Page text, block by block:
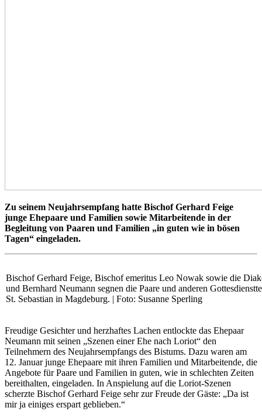
Zu seinem Neujahrsempfang hatte Bischof Gerhard Feige
junge Ehepaare und Familien sowie Mitarbeitende in der
Begleitung von Paaren und Familien „in guten wie in bösen
Tagen“ eingeladen.
Bischof Gerhard Feige, Bischof emeritus Leo Nowak sowie die
und Bernhard Neumann segnen die Paare und anderen
St. Sebastian in Magdeburg. | Foto: Susanne Sperling
Freudige Gesichter und herzhaftes Lachen entlockte das Ehepaar
Neumann mit seinen „Szenen einer Ehe nach Loriot“ den
Teilnehmern des Neujahrsempfangs des Bistums. Dazu waren am
12. Januar junge Ehepaare mit ihren Familien und Mitarbeitende, die
Angebote für Paare und Familien in guten, wie in schlechten Zeiten
bereithalten, eingeladen. In Anspielung auf die Loriot-Szenen
scherzte Bischof Gerhard Feige sehr zur Freude der Gäste: „Da ist
mir ja einiges erspart geblieben.“